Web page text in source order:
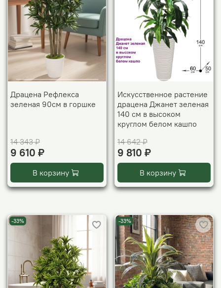
Драцена Рефлекса
зеленая 90см в горшке
14 343 ₽
9 610 ₽
В корзину
Искусственное растение
драцена Джанет зеленая
140 см в высоком
круглом белом кашпо
14 642 ₽
9 810 ₽
В корзину
-33% -33%